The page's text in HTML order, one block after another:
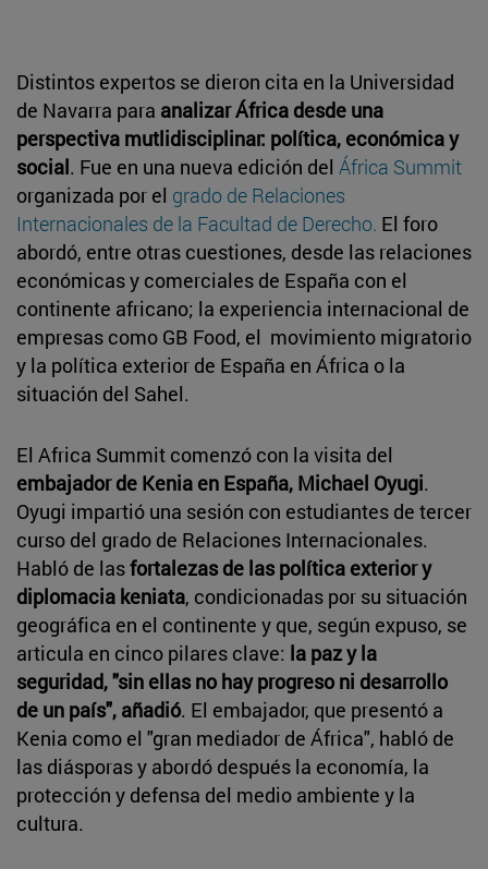
Distintos expertos se dieron cita en la Universidad
de Navarra para analizar África desde una
perspectiva mutlidisciplinar: política, económica y
social. Fue en una nueva edición del África Summit
organizada por el grado de Relaciones
Internacionales de la Facultad de Derecho. El foro
abordó, entre otras cuestiones, desde las relaciones
económicas y comerciales de España con el
continente africano; la experiencia internacional de
empresas como GB Food, el movimiento migratorio
y la política exterior de España en África o la
situación del Sahel.
El Africa Summit comenzó con la visita del
embajador de Kenia en España, Michael Oyugi.
Oyugi impartió una sesión con estudiantes de tercer
curso del grado de Relaciones Internacionales.
Habló de lasfortalezas de las política exterior y
diplomacia keniata, condicionadas por su situación
geográfica en el continente y que, según expuso, se
articula en cinco pilares clave: la paz y la
seguridad, "sin ellas no hay progreso ni desarrollo
de un país", añadió. El embajador, que presentó a
Kenia como el "gran mediador de África", habló de
las diásporas y abordó después la economía, la
protección y defensa del medio ambiente y la
cultura.